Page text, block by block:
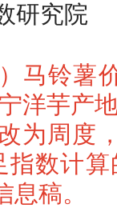
研究院
马铃薯
洋芋产
为周度
指数计
稿。